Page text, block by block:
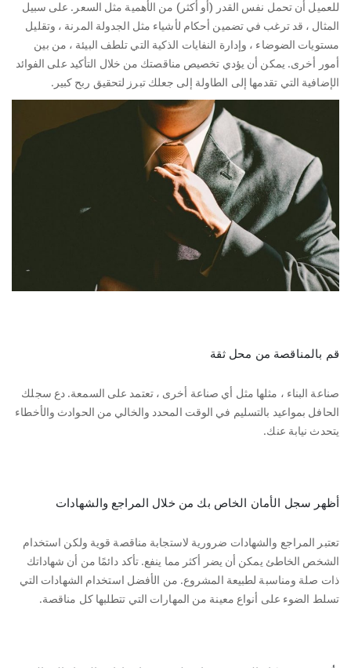
للعميل أن تحمل نفس القدر (أو أكثر) من الأهمية مثل السعر. على سبيل
المثال ، قد ترغب في تضمين أحكام لأشياء مثل الجدولة المرنة ، وتقليل
مستويات الضوضاء ، وإدارة النفايات الذكية التي تلطف البيئة ، من بين
أمور أخرى. يمكن أن يؤدي تخصيص مناقصتك من خلال التأكيد على الفوائد
الإضافية التي تقدمها إلى الطاولة إلى جعلك تبرز لتحقيق ربح كبير.
قم بالمناقصة من محل ثقة
صناعة البناء ، مثلها مثل أي صناعة أخرى ، تعتمد على السمعة. دع سجلك
الحافل بمواعيد بالتسليم في الوقت المحدد والخالي من الحوادث والأخطاء
يتحدث نيابة عنك.
أظهر سجل الأمان الخاص بك من خلال المراجع والشهادات
تعتبر المراجع والشهادات ضرورية لاستجابة مناقصة قوية ولكن استخدام
الشخص الخاطئ يمكن أن يضر أكثر مما ينفع. تأكد دائمًا من أن شهاداتك
ذات صلة ومناسبة لطبيعة المشروع. من الأفضل استخدام الشهادات التي
تسلط الضوء على أنواع معينة من المهارات التي تتطلبها كل مناقصة.